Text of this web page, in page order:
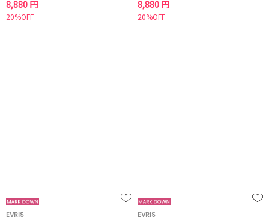
8,880 円
20%OFF
8,880 円
20%OFF
EVRIS
EVRIS